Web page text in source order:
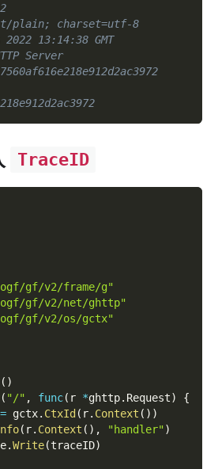
plain; charset=utf-8
13:14:38 GMT
Server
TraceID
gf/v2/frame/g"
gf/v2/net/ghttp"
gf/v2/os/gctx"
( )
( "/" , func( r *ghttp. Request)
{
gctx. CtxId ( r. Context ( ) )
( r. Context ( ) , "handler")
.Write(traceID)